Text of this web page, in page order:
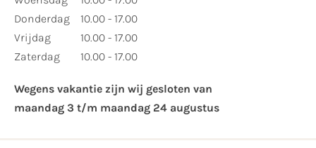
Donderdag
Vrijdag
Zaterdag
10.00 - 17.00
10.00 - 17.00
10.00 - 17.00
Wegens vakantie zijn wij gesloten van ​
maandag 3 t/m maandag 24 augustus